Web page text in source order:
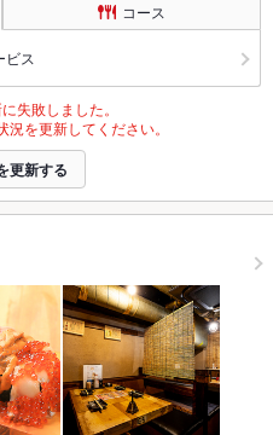
コース
ビス
失敗しました。
を更新してください。
更新する